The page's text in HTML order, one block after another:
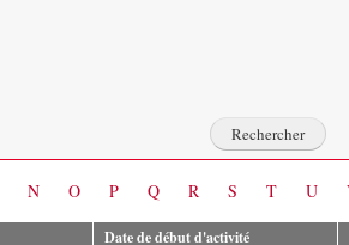
N O P Q R S T U
Date de début d'activité